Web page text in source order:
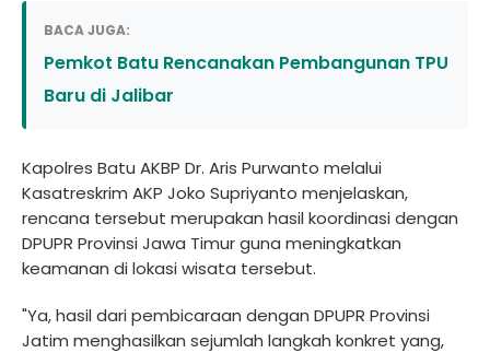
BACA JUGA:
Pemkot Batu Rencanakan Pembangunan TPU
Baru di Jalibar
Kapolres Batu AKBP Dr. Aris Purwanto melalui
Kasatreskrim AKP Joko Supriyanto menjelaskan,
rencana tersebut merupakan hasil koordinasi dengan
DPUPR Provinsi Jawa Timur guna meningkatkan
keamanan di lokasi wisata tersebut.
"Ya, hasil dari pembicaraan dengan DPUPR Provinsi
Jatim menghasilkan sejumlah langkah konkret yang,